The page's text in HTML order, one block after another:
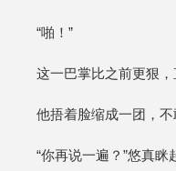
“啪！”
这一巴掌比之前更狠，
他捂着脸缩成一团，不
“你再说一遍？”悠真眯